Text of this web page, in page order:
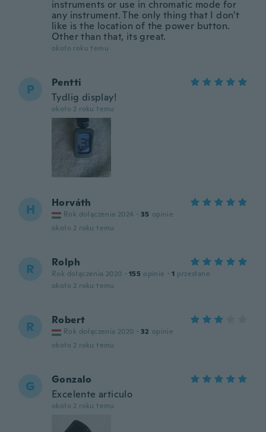
instruments or use in chromatic mode for
any instrument. The only thing that I don't
like is the location of the power button.
Other than that, its great.
około roku temu
P
Pentti
Tydlig display!
około 2 roku temu
H Horváth
Rok dołączenia 2024 · 35 opinie
około 2 roku temu
R Rolph
Rok dołączenia 2020 · 155 opinie · 1 przesłane
około 2 roku temu
R Robert
Rok dołączenia 2020 · 32 opinie
około 2 roku temu
G
Gonzalo
Excelente articulo
około 2 roku temu